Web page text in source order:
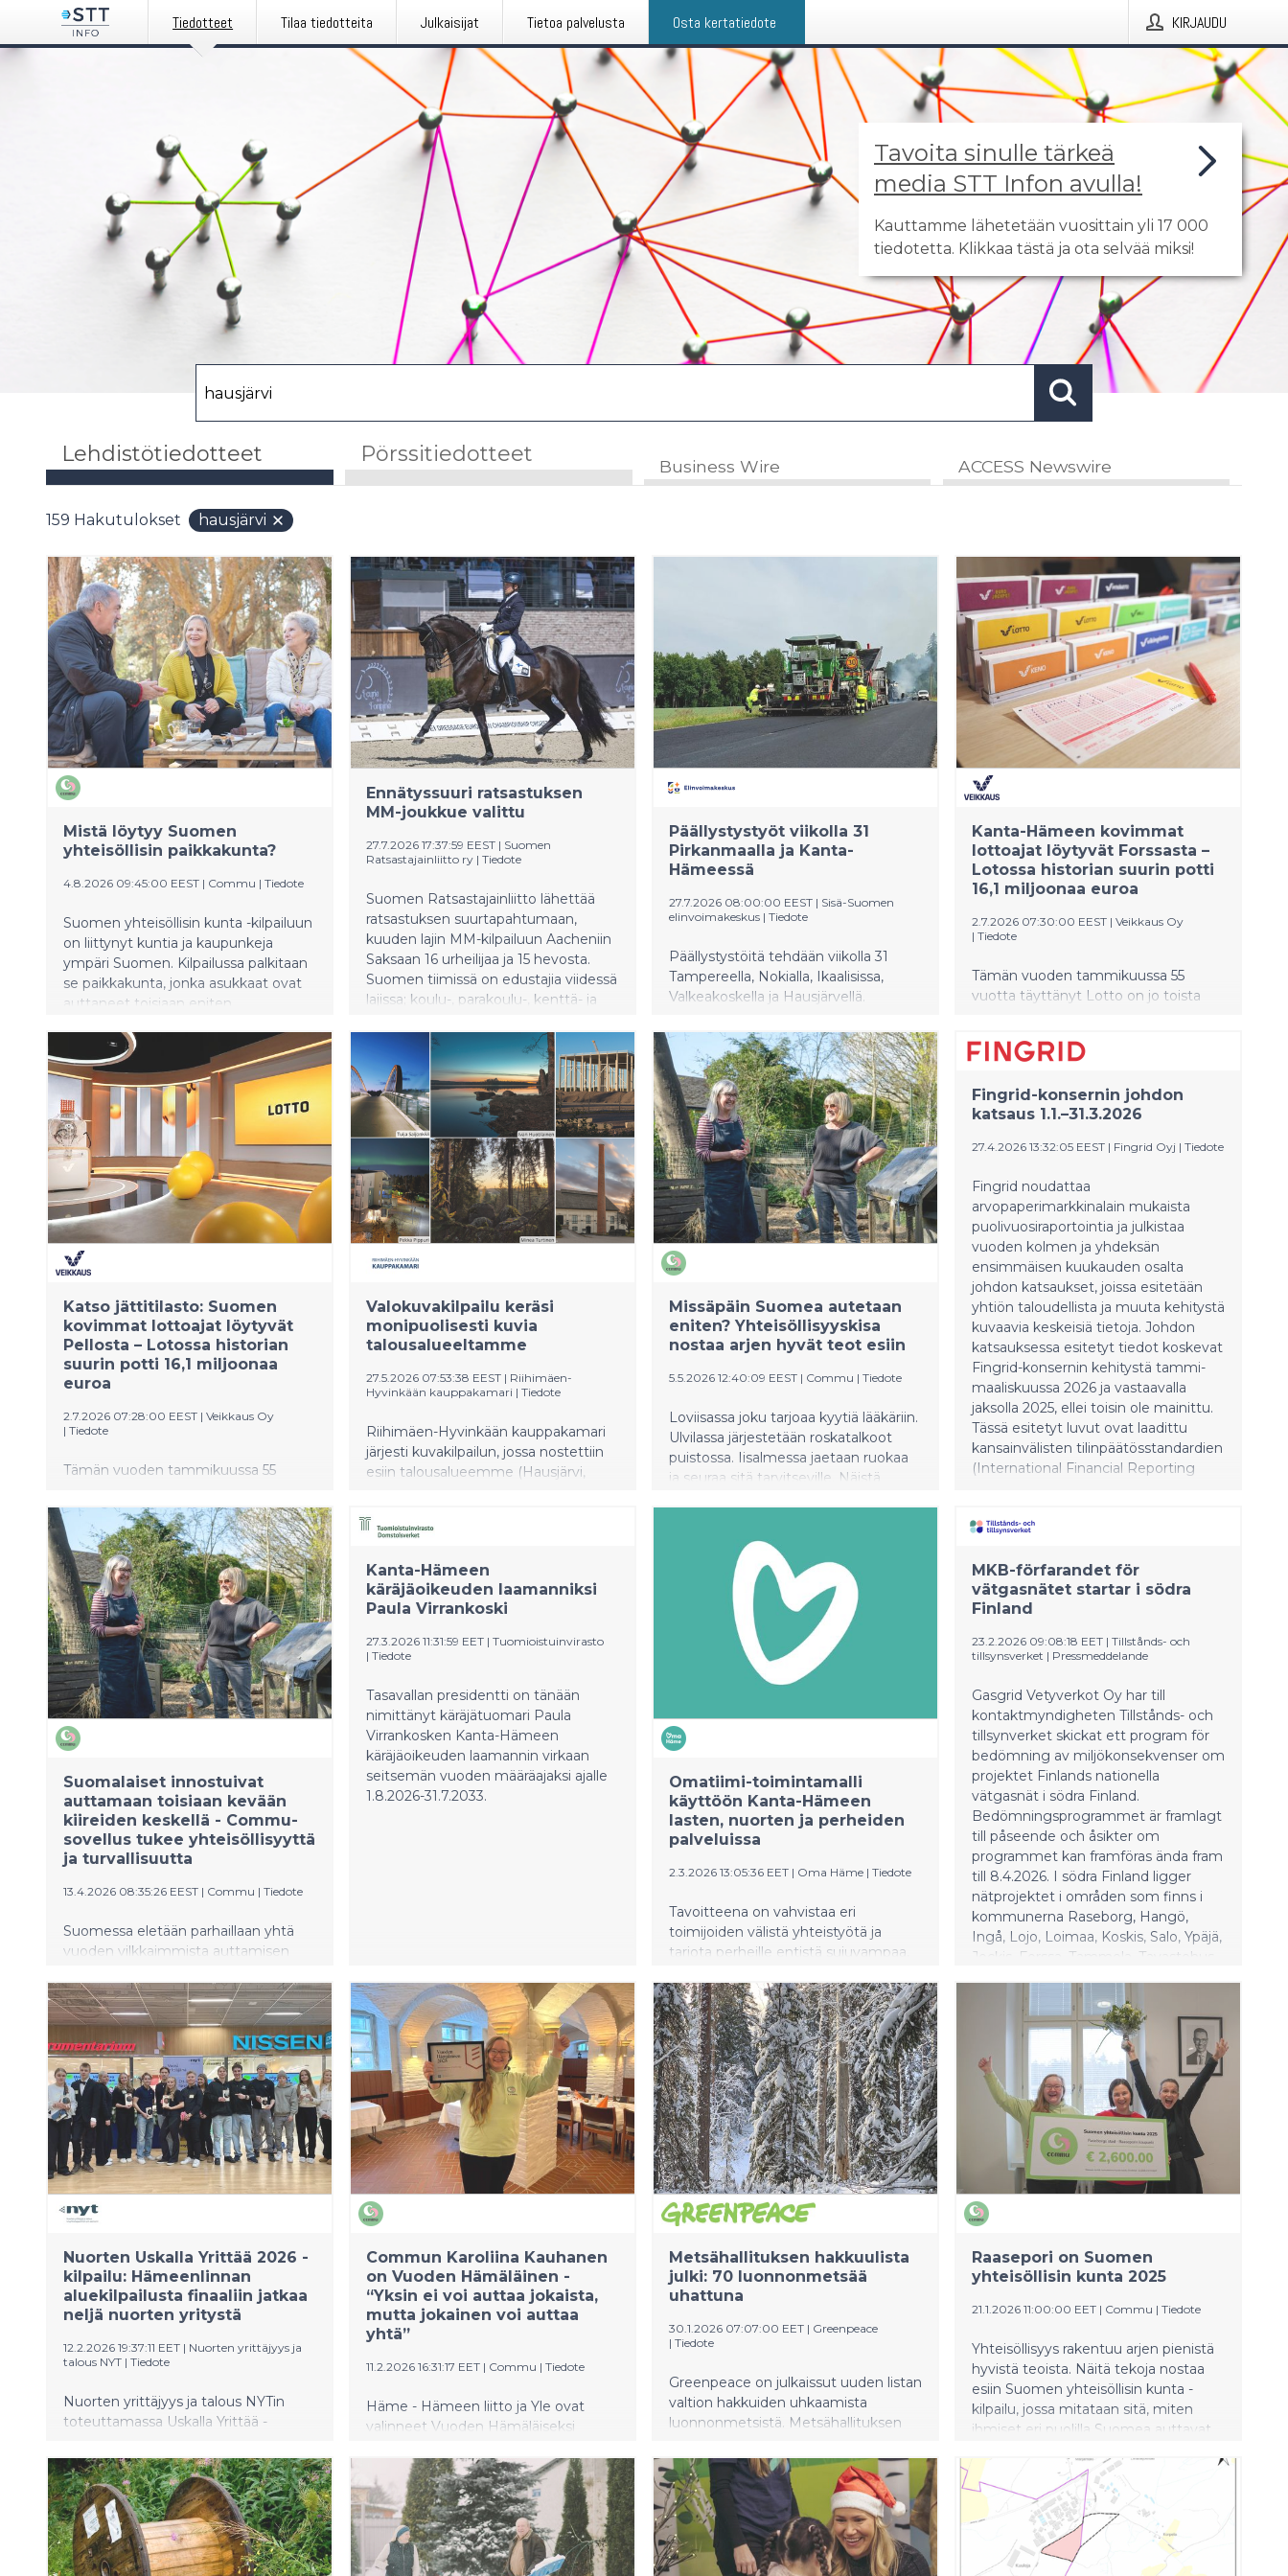
Tiedotteet Tilaa tiedotteita Julkaisijat Tietoa palvelusta Osta kertatiedote KIRJAUDU
Tavoita sinulle tärkeä
media STT Infon avulla!
Kauttamme lähetetään vuosittain yli 17 000
tiedotetta. Klikkaa tästä ja ota selvää miksi!
Lehdistötiedotteet Pörssitiedotteet Business Wire ACCESS Newswire
159 Hakutulokset hausjärvi
Mistä löytyy Suomen
yhteisöllisin paikkakunta?
4.8.2026 09:45:00 EEST | Commu | Tiedote
Suomen yhteisöllisin kunta -kilpailuun
on liittynyt kuntia ja kaupunkeja
ympäri Suomen. Kilpailussa palkitaan
se paikkakunta, jonka asukkaat ovat
auttaneet toisiaan eniten
Voittajakunta saa 3000€
palkintopotin käytettäväksi
asukkaiden yhteiseen hyvään.
Taustalla on yksinkertainen ajatus:
yhteisöllisyys on yhteinen vastuu, joka
rakentuu arjen pienistä teoista.
Ennätyssuuri ratsastuksen
MM-joukkue valittu
27.7.2026 17:37:59 EEST | Suomen
Ratsastajainliitto ry | Tiedote
Suomen Ratsastajainliitto lähettää
ratsastuksen suurtapahtumaan,
kuuden lajin MM-kilpailuun Aacheniin
Saksaan 16 urheilijaa ja 15 hevosta.
Suomen tiimissä on edustajia viidessä
lajissa; koulu-, parakoulu-, kenttä- ja
Kouluratsastuksessa ja vikellyksessä
ratsastajat kilpailevat niin joukkue-
kuin henkilökohtaisista mitaleista, ja
muissa lajeissa henkilökohtaisesta
MM-menestyksestä. Ennätyssuuri
edustusryhmä kertoo ratsastuksen
olympia- ja paralympialajien kuin
muidenkin lajien kansainvälisestä
kehityksestä.
Päällystystyöt viikolla 31
Pirkanmaalla ja Kanta-
Hämeessä
27.7.2026 08:00:00 EEST | Sisä-Suomen
elinvoimakeskus | Tiedote
Päällystystöitä tehdään viikolla 31
Tampereella, Nokialla, Ikaalisissa,
Valkeakoskella ja Hausjärvellä.
Tampereella, Nokialla, Ikaalisissa,
Valkeakoskella, Sastamalassa, Lopella
ja Hausjärvellä. Tienkäyttäjiltä
pyydetään erityistä varovaisuutta
työmaiden läheisyydessä ja
varaamaan hieman lisää aikaa
matkantekoon. Tietyömaiden sijainnin
voi tarkistaa etukäteen Fintrafficin
Liikennetilanne -palvelusta.
Kanta-Hämeen kovimmat
lottoajat löytyvät Forssasta –
Lotossa historian suurin potti
16,1 miljoonaa euroa
2.7.2026 07:30:00 EEST | Veikkaus Oy
| Tiedote
Tämän vuoden tammikuussa 55
vuotta täyttänyt Lotto on jo toista
koko pelin historian suurin, 16,1
paljastavat, mistä löytyvät Kanta-
Hämeen innokkaimmat lottoajat.
Katso jättitilasto: Suomen
kovimmat lottoajat löytyvät
Pellosta – Lotossa historian
suurin potti 16,1 miljoonaa
euroa
2.7.2026 07:28:00 EEST | Veikkaus Oy
| Tiedote
Tämän vuoden tammikuussa 55
kertaa tänä vuonna ennätyspotissaan.
Tulevana lauantaina Loton potti on
koko pelin historian suurin, 16,1
miljoonaa euroa. Veikkauksen tilastot
paljastavat, mistä löytyvät Suomen
innokkaimmat ja toisaalta
maltillisimmat lottoajat.
Valokuvakilpailu keräsi
monipuolisesti kuvia
talousalueeltamme
27.5.2026 07:53:38 EEST | Riihimäen-
Hyvinkään kauppakamari | Tiedote
Riihimäen-Hyvinkään kauppakamari
järjesti kuvakilpailun, jossa nostettiin
esiin talousalueemme (Hausjärvi,
Missäpäin Suomea autetaan
eniten? Yhteisöllisyyskisa
nostaa arjen hyvät teot esiin
5.5.2026 12:40:09 EEST | Commu | Tiedote
Loviisassa joku tarjoaa kyytiä lääkäriin.
Ulvilassa järjestetään roskatalkoot
puistossa. Iisalmessa jaetaan ruokaa
ja seuraa sitä tarvitseville. Näistä
mittaa jotain olennaista: kuinka hyvin
suomalaiset pitävät toisistaan huolta.
Fingrid-konsernin johdon
katsaus 1.1.–31.3.2026
27.4.2026 13:32:05 EEST | Fingrid Oyj | Tiedote
Fingrid noudattaa
arvopaperimarkkinalain mukaista
puolivuosiraportointia ja julkistaa
vuoden kolmen ja yhdeksän
ensimmäisen kuukauden osalta
johdon katsaukset, joissa esitetään
yhtiön taloudellista ja muuta kehitystä
kuvaavia keskeisiä tietoja. Johdon
katsauksessa esitetyt tiedot koskevat
Fingrid-konsernin kehitystä tammi-
maaliskuussa 2026 ja vastaavalla
jaksolla 2025, ellei toisin ole mainittu.
Tässä esitetyt luvut ovat laadittu
kansainvälisten tilinpäätösstandardien
(International Financial Reporting
mukainen osavuosikatsaus. Luvut
sähkön kulutus tammi–maaliskuussa
kasvoi 10,1 prosenttia ja oli 26,7 (24,2)
terawattituntia. Kulutusta kasvatti
Suomessa kulutetun sähkön
Fingridin kantaverkon siirtovarmuus
oli erittäin korkealla tasolla. Tammi–
maaliskuun liikevaihto kasvoi 443,8
(370,7) miljoonaan euroon
korkeamman s
Suomalaiset innostuivat
auttamaan toisiaan kevään
kiireiden keskellä - Commu-
sovellus tukee yhteisöllisyyttä
ja turvallisuutta
13.4.2026 08:35:26 EEST | Commu | Tiedote
Suomessa eletään parhaillaan yhtä
vuoden vilkkaimmista auttamisen
pihatöiden, muuttojen ja arjen
askareiden lisääntyminen näkyy myös
ihmisten haluna auttaa toisiaan. Tuore
data Commu-sovelluksesta osoittaa,
että suomalaisten keskinäinen apu on
nyt selvässä kasvussa.
Kanta-Hämeen
käräjäoikeuden laamanniksi
Paula Virrankoski
27.3.2026 11:31:59 EET | Tuomioistuinvirasto
| Tiedote
Tasavallan presidentti on tänään
nimittänyt käräjätuomari Paula
Virrankosken Kanta-Hämeen
käräjäoikeuden laamannin virkaan
seitsemän vuoden määräajaksi ajalle
1.8.2026-31.7.2033.
Omatiimi-toimintamalli
käyttöön Kanta-Hämeen
lasten, nuorten ja perheiden
palveluissa
2.3.2026 13:05:36 EET | Oma Häme | Tiedote
Tavoitteena on vahvistaa eri
toimijoiden välistä yhteistyötä ja
tarjota perheille entistä sujuvampaa,
tukea.
MKB-förfarandet för
vätgasnätet startar i södra
Finland
23.2.2026 09:08:18 EET | Tillstånds- och
tillsynsverket | Pressmeddelande
Gasgrid Vetyverkot Oy har till
kontaktmyndigheten Tillstånds- och
tillsynverket skickat ett program för
bedömning av miljökonsekvenser om
projektet Finlands nationella
vätgasnät i södra Finland.
Bedömningsprogrammet är framlagt
till påseende och åsikter om
programmet kan framföras ända fram
till 8.4.2026. I södra Finland ligger
nätprojektet i områden som finns i
kommunerna Raseborg, Hangö,
Ingå, Lojo, Loimaa, Koskis, Salo, Ypäjä,
Jockis, Forssa, Tammela, Tavastehus,
Mäntsälä, Sibbo och Borgå. I sin
helhet sträcker sig det nationella
vätgasnätet från södra Finland till
Torneå och på grund av sin
omfattning är projektet geografiskt
indelat i fem separata MKB-
förfaranden.
Nuorten Uskalla Yrittää 2026 -
kilpailu: Hämeenlinnan
aluekilpailusta finaaliin jatkaa
neljä nuorten yritystä
12.2.2026 19:37:11 EET | Nuorten yrittäjyys ja
talous NYT | Tiedote
Nuorten yrittäjyys ja talous NYTin
toteuttamassa Uskalla Yrittää -
Kanta- ja Päijät-Hämeen
kiinnostavimpia nuorten
harjoitusyrityksiä (NYT-yrityksiä).
Hämeenlinnassa järjestettyyn
tapahtumaan osallistui 37 yritystä ja
noin 90 nuorta alueen eri
Commun Karoliina Kauhanen
on Vuoden Hämäläinen -
“Yksin ei voi auttaa jokaista,
mutta jokainen voi auttaa
yhtä”
11.2.2026 16:31:17 EET | Commu | Tiedote
Häme - Hämeen liitto ja Yle ovat
valinneet Vuoden Hämäläiseksi
Karoliina Kauhasen. Tunnustus
myönnettiin työstään
yhteisöllisyyden, naapuriavun ja arjen
hyvän tekemisen edistämiseksi.
Commu on Suomen suosituimmaksi
kasvanut naapuriapusovellus.
Metsähallituksen hakkuulista
julki: 70 luonnonmetsää
uhattuna
30.1.2026 07:07:00 EET | Greenpeace
| Tiedote
Greenpeace on julkaissut uuden listan
valtion hakkuiden uhkaamista
luonnonmetsistä. Metsähallituksen
suojelematonta luonnonmetsää eri
puolilta Suomea. Greenpeace,
Metsäliike, Luontoliitto ja Ei polteta
tulevaisuutta -kampanja vetoavat
metsäyhtiöihin: luonnonmetsät on
jätettävä rauhaan.
Raasepori on Suomen
yhteisöllisin kunta 2025
21.1.2026 11:00:00 EET | Commu | Tiedote
Yhteisöllisyys rakentuu arjen pienistä
hyvistä teoista. Näitä tekoja nostaa
esiin Suomen yhteisöllisin kunta -
kilpailu, jossa mitataan sitä, miten
ihmiset eri puolilla Suomea auttavat
kotimainen Commu-sovellus. Vuoden
2025 Suomen yhteisöllisin
paikkakunta on Raaseporin kaupunki.
Voitosta Raasepori palkittiin 2600
euron palkintopotilla, joka on
tarkoitettu yhteisöllisyyttä